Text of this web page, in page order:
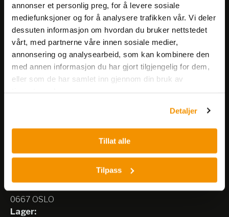
annonser et personlig preg, for å levere sosiale
mediefunksjoner og for å analysere trafikken vår. Vi deler
dessuten informasjon om hvordan du bruker nettstedet
vårt, med partnerne våre innen sosiale medier,
annonsering og analysearbeid, som kan kombinere den
med annen informasjon du har gjort tilgjengelig for dem,
eller som de har samlet inn gjennom din bruk av
Detaljer
Tillat alle
Tilpass
Meld deg på vårt nyhetsbrev!
Få informasjon om produkter,
arrangementer og kampanjer.
Meld på nyhetsbrev
Nerliens Meszansky AS
0667 OSLO
Lager: